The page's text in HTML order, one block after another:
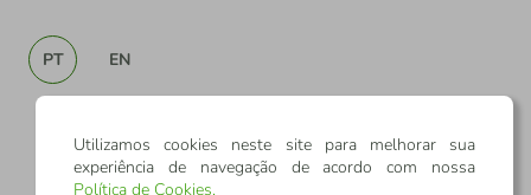
PT EN
Utilizamos cookies neste site para melhorar sua
experiência de navegação de acordo com nossa
Política de Cookies.